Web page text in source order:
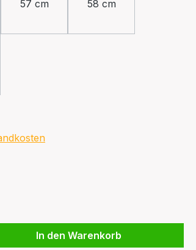
57 cm 58 cm
den gewünschten Wert
In den Warenkorb